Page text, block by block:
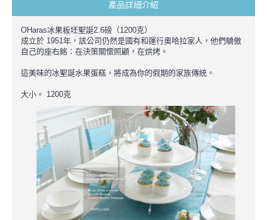
產品詳細介紹
OHaras冰果板坯聖誕2.6磅 （1200克）
成立於 1951年 ，該公司仍然是國有和運行奧哈拉家人 ， 他們驕傲
自己的座右銘 ： 在決策關懷照顧 ， 在烘烤 。
這美味的冰聖誕水果蛋糕 ， 將成為你的假期的家族傳統 。
大小。 1200克